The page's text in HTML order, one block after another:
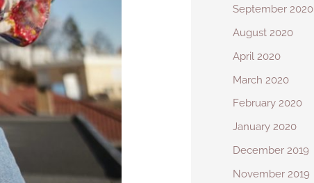
September 2020
August 2020
April 2020
March 2020
February 2020
January 2020
December 2019
November 2019